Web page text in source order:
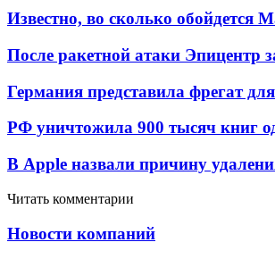
Известно, во сколько обойдется
После ракетной атаки Эпицентр
Германия представила фрегат
РФ уничтожила 900 тысяч книг
В Apple назвали причину
Читать комментарии
Новости компаний